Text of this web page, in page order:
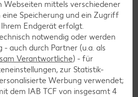
Webseiten mittels verschiedener
eine Speicherung und ein Zugriff
Endgerät erfolgt.
notwendig oder werden
auch durch Partner (u.a. als
Verantwortliche) - für
zur Statistik-
Werbung verwendet;
dem IAB TCF von insgesamt 4